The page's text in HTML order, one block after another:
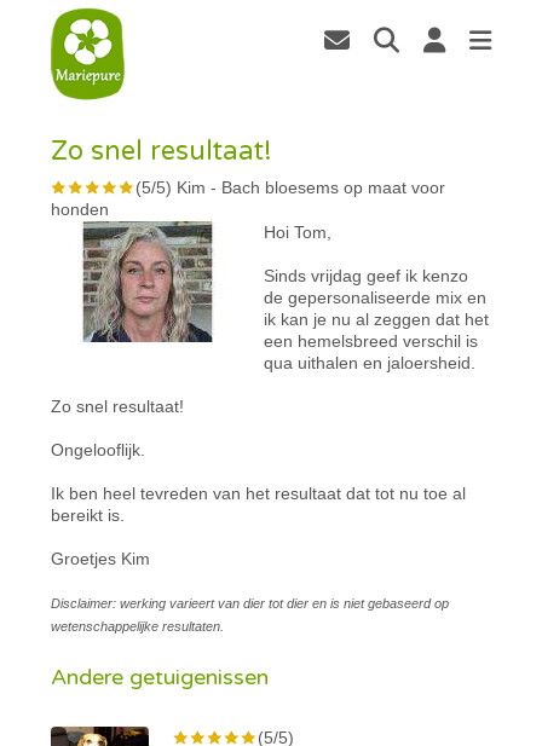
Zo snel resultaat!
(5/5) Kim - Bach bloesems op maat voor
honden
Hoi Tom,
Sinds vrijdag geef ik kenzo
de gepersonaliseerde mix en
ik kan je nu al zeggen dat het
een hemelsbreed verschil is
qua uithalen en jaloersheid.
Zo snel resultaat!
Ongelooflijk.
Ik ben heel tevreden van het resultaat dat tot nu toe al
bereikt is.
Groetjes Kim
Disclaimer: werking varieert van dier tot dier en is niet gebaseerd op
wetenschappelijke resultaten.
Andere getuigenissen
(5/5)